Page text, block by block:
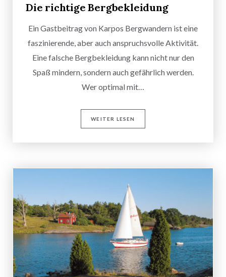
Die richtige Bergbekleidung
Ein Gastbeitrag von Karpos Bergwandern ist eine
faszinierende, aber auch anspruchsvolle Aktivität.
Eine falsche Bergbekleidung kann nicht nur den
Spaß mindern, sondern auch gefährlich werden.
Wer optimal mit…
WEITER LESEN